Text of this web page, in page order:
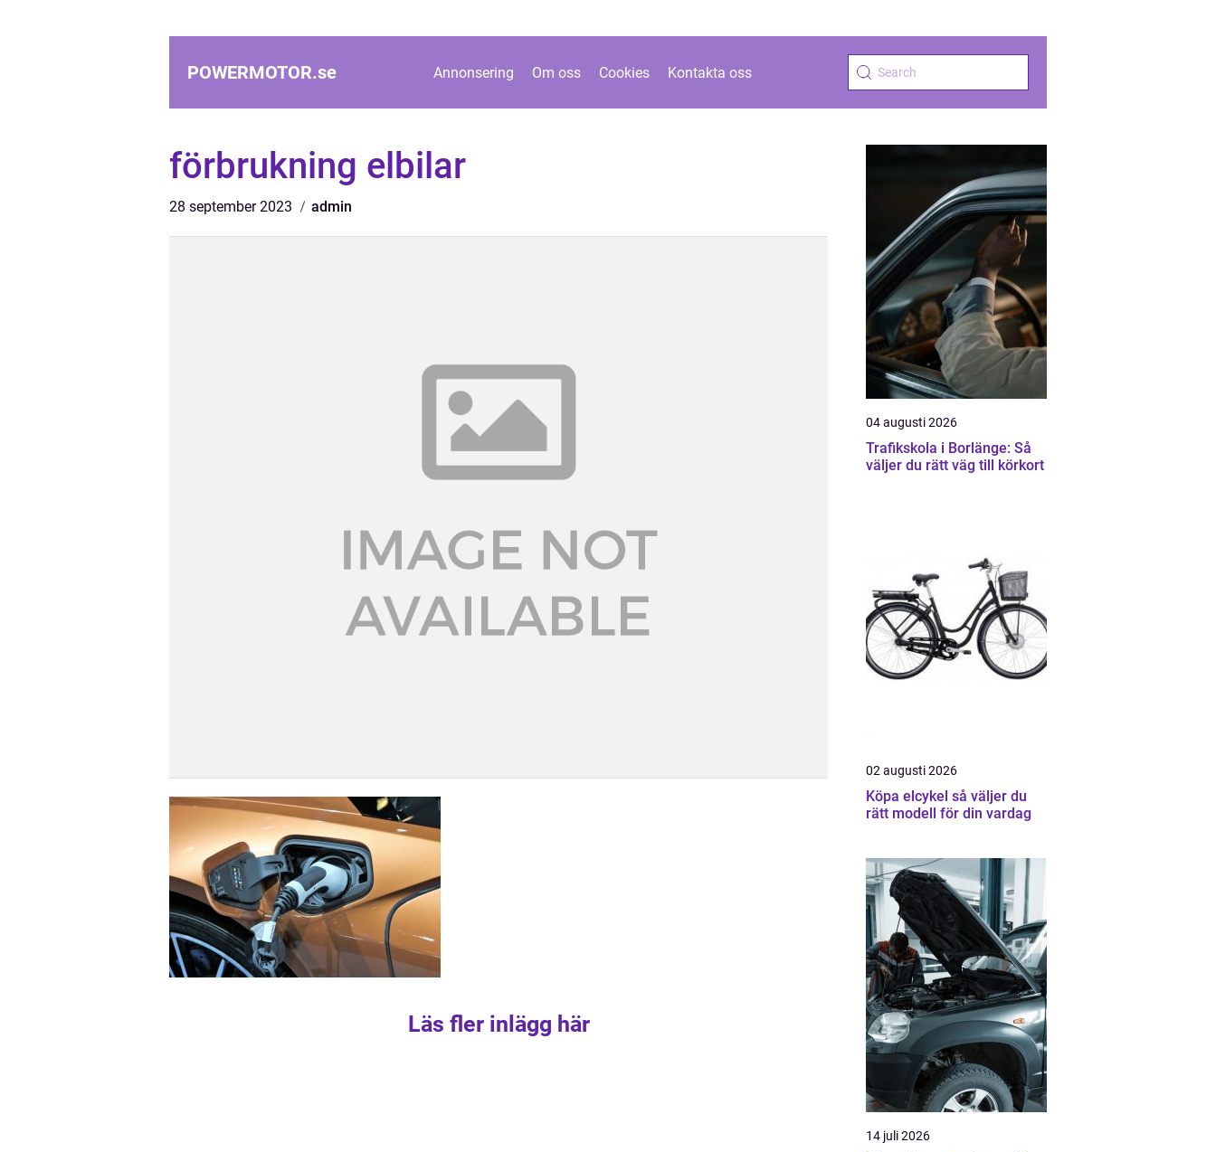
POWERMOTOR.se Annonsering Om oss Cookies Kontakta oss
förbrukning elbilar
28 september 2023 admin
Läs fler inlägg här
04 augusti 2026
Trafikskola i Borlänge: Så
väljer du rätt väg till körkort
02 augusti 2026
Köpa elcykel så väljer du
rätt modell för din vardag
14 juli 2026